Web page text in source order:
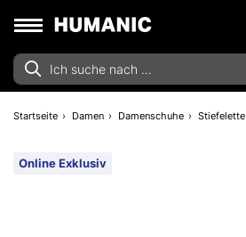
Startseite Damen Damenschuhe Stiefelette
Online Exklusiv